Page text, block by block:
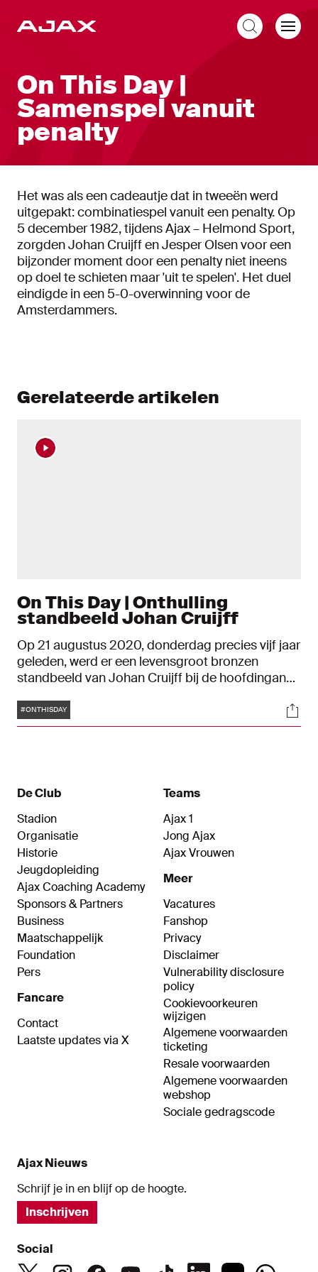
On This Day |
Samenspel vanuit
penalty
Het was als een cadeautje dat in tweeën werd
uitgepakt: combinatiespel vanuit een penalty. Op
5 december 1982, tijdens Ajax – Helmond Sport,
zorgden Johan Cruijff en Jesper Olsen voor een
bijzonder moment door een penalty niet ineens
op doel te schieten maar 'uit te spelen'. Het duel
eindigde in een 5-0-overwinning voor de
Amsterdammers.
Gerelateerde artikelen
On This Day | Onthulling
standbeeld Johan Cruijff
Op 21 augustus 2020, donderdag precies vijf jaar
geleden, werd er een levensgroot bronzen
standbeeld van Johan Cruijff bij de hoofdingang
beeldhouwwerk kwam tot stand door een
inzamelingsactie onder supporters op initiatief
Tags
#ONTHISDAY
De Club
Stadion
Organisatie
Historie
Jeugdopleiding
Ajax Coaching Academy
Sponsors & Partners
Business
Maatschappelijk
Foundation
Pers
Fancare
Contact
Laatste updates via X
Teams
Ajax 1
Jong Ajax
Ajax Vrouwen
Meer
Vacatures
Fanshop
Privacy
Disclaimer
Vulnerability disclosure
policy
Cookievoorkeuren
wijzigen
Algemene voorwaarden
ticketing
Resale voorwaarden
Algemene voorwaarden
webshop
Sociale gedragscode
Ajax Nieuws
Schrijf je in en blijf op de hoogte.
Inschrijven
Social